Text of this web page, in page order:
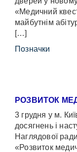
«Медичний
майбутнім
[…]
Позначки
РОЗВИТОК
3 грудня у м.
досягнень і
Наглядової
«Розвиток